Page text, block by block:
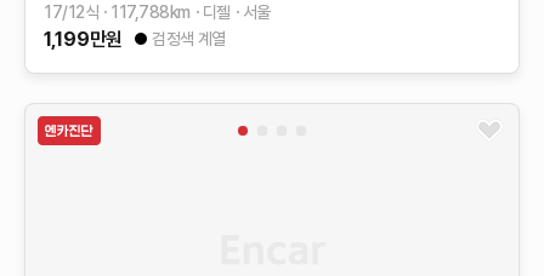
17/12식 117,788km 디젤 서울
1,199만원 검정색 계열